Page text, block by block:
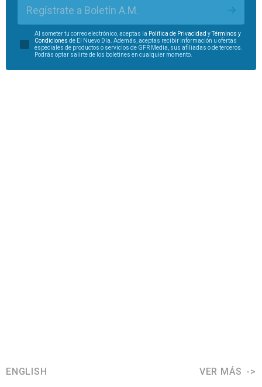
Regístrate a Boletín A.M.
Al someter tu correo electrónico, aceptas la Política de Privacidad yTérminos y
Condiciones de El Nuevo Día. Además, aceptas recibir información u ofertas
especiales de productos o servicios de GFR Media, sus afiliadas o de terceros.
Podrás optar salirte de los boletines en cualquier momento.
ENGLISH VER MÁS